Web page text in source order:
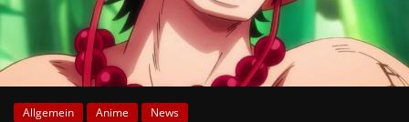
Allgemein Anime News